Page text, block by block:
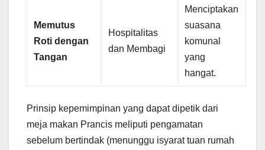
Memutus
Roti dengan
Tangan
Hospitalitas
dan Membagi
Menciptakan
suasana
komunal
yang
hangat.
Prinsip kepemimpinan yang dapat dipetik dari
meja makan Prancis meliputi pengamatan
sebelum bertindak (menunggu isyarat tuan rumah